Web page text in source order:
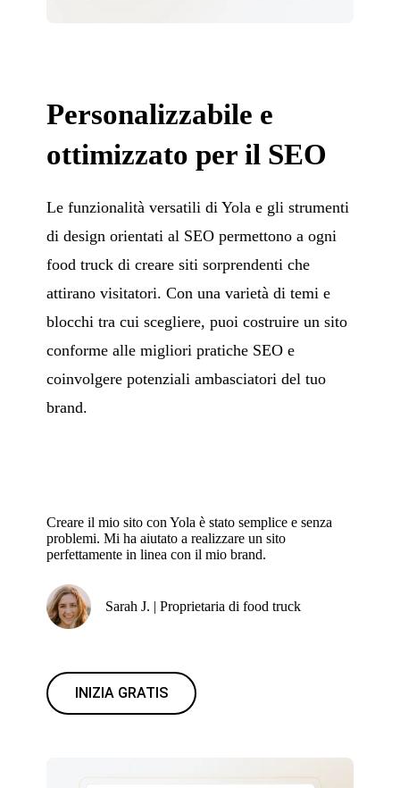
Personalizzabile e
ottimizzato per il SEO
Le funzionalità versatili di Yola e gli strumenti
di design orientati al SEO permettono a ogni
food truck di creare siti sorprendenti che
attirano visitatori. Con una varietà di temi e
blocchi tra cui scegliere, puoi costruire un sito
conforme alle migliori pratiche SEO e
coinvolgere potenziali ambasciatori del tuo
brand.
Creare il mio sito con Yola è stato semplice e senza
problemi. Mi ha aiutato a realizzare un sito
perfettamente in linea con il mio brand.
Sarah J. | Proprietaria di food truck
INIZIA GRATIS